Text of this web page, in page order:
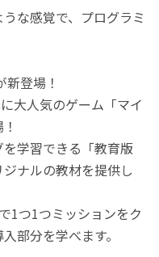
な感覚で、プログラミ
登場！
大人気のゲーム「マイ
学習できる「教育版
ナルの教材を提供し
1つ1つミッションをク
部分を学べます。